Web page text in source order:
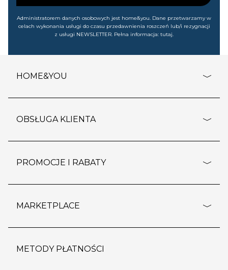
Administratorem danych osobowych jest home&you. Dane przetwarzamy w
celach wykonania usługi do czasu przedawnienia roszczeń lub/i rezygnacji
z usługi NEWSLETTER. Pełna informacja: tutaj.
HOME&YOU
o firmie
polityka prywatności
kontakt
OBSŁUGA KLIENTA
dostawy i płatność
wypis z subskrypcji
regulamin sklepu
pozostałe regulaminy
PROMOCJE I RABATY
outlet
regulaminy promocji
MARKETPLACE
strefa marek
METODY PŁATNOŚCI